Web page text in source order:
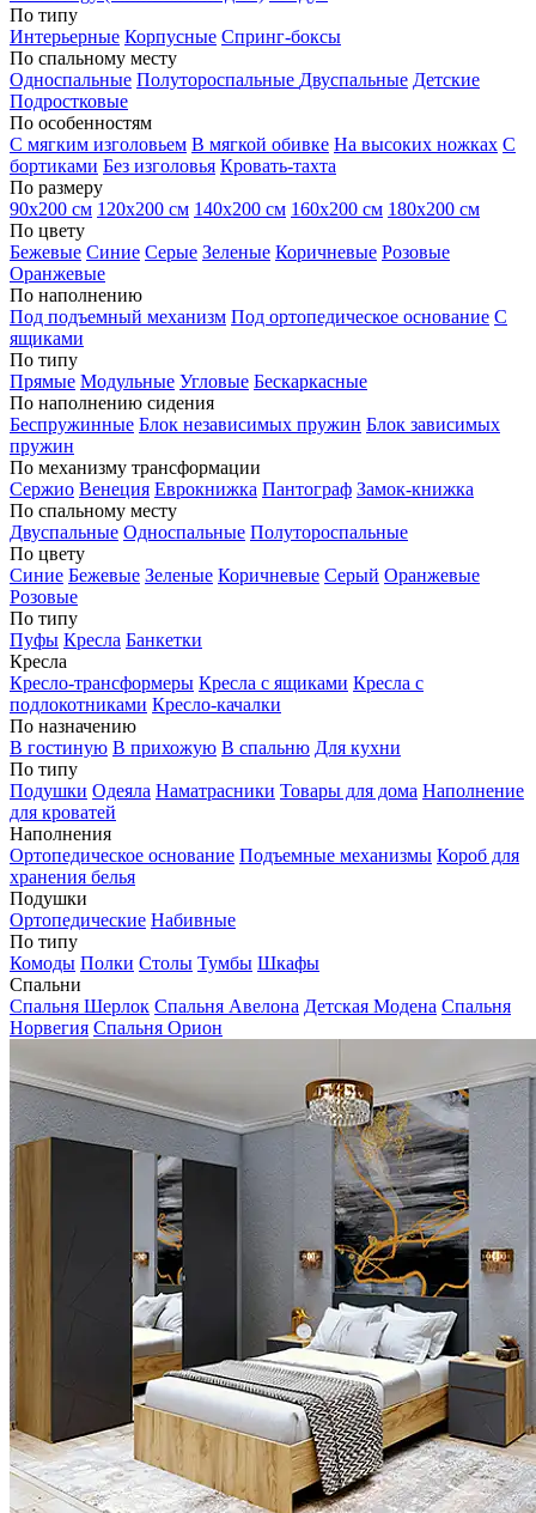
По типу
Интерьерные Корпусные Спринг-боксы
По спальному месту
Односпальные Полутороспальные Двуспальные Детские
Подростковые
По особенностям
С мягким изголовьем В мягкой обивке На высоких ножках С
бортиками Без изголовья Кровать-тахта
По размеру
90х200 см 120х200 см 140х200 см 160х200 см 180х200 см
По цвету
Бежевые Синие Серые Зеленые Коричневые Розовые
Оранжевые
По наполнению
Под подъемный механизм Под ортопедическое основание С
ящиками
По типу
Прямые Модульные Угловые Бескаркасные
По наполнению сидения
Беспружинные Блок независимых пружин Блок зависимых
пружин
По механизму трансформации
Сержио Венеция Еврокнижка Пантограф Замок-книжка
По спальному месту
Двуспальные Односпальные Полутороспальные
По цвету
Синие Бежевые Зеленые Коричневые Серый Оранжевые
Розовые
По типу
Пуфы Кресла Банкетки
Кресла
Кресло-трансформеры Кресла с ящиками Кресла с
подлокотниками Кресло-качалки
По назначению
В гостиную В прихожую В спальню Для кухни
По типу
Подушки Одеяла Наматрасники Товары для дома Наполнение
для кроватей
Наполнения
Ортопедическое основание Подъемные механизмы Короб для
хранения белья
Подушки
Ортопедические Набивные
По типу
Комоды Полки Столы Тумбы Шкафы
Спальни
Спальня Шерлок Спальня Авелона Детская Модена Спальня
Норвегия Спальня Орион